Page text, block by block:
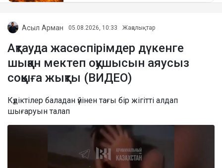
Асыл Арман 05.08.2026, 10:33 Жаңалықтар
Ақтауда жасөспірімдер дүкенге
шыққан мектеп оқушысын аяусыз
соққыға жықты (ВИДЕО)
Күдіктілер баладан үйінен тағы бір жігітті алдап
шығаруын талап